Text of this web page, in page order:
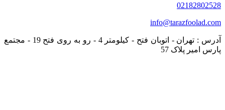
02182802528
info@tarazfoolad.com
آدرس : تهران - اتوبان فتح - کیلومتر 4 - رو به روی فتح 19 - مجتمع
پارس امیر پلاک 57